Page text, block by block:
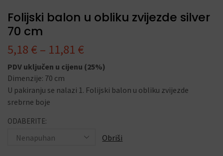
Folijski balon u obliku zvijezde silver
70 cm
5,18 € – 11,81 €
PDV uključen u cijenu (25%)
Dimenzije: 70 cm
U pakiranju se nalazi 1. Folijski balon u obliku zvijezde
srebrne boje
ODABERITE:
Obriši